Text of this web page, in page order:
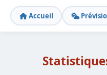
Accueil